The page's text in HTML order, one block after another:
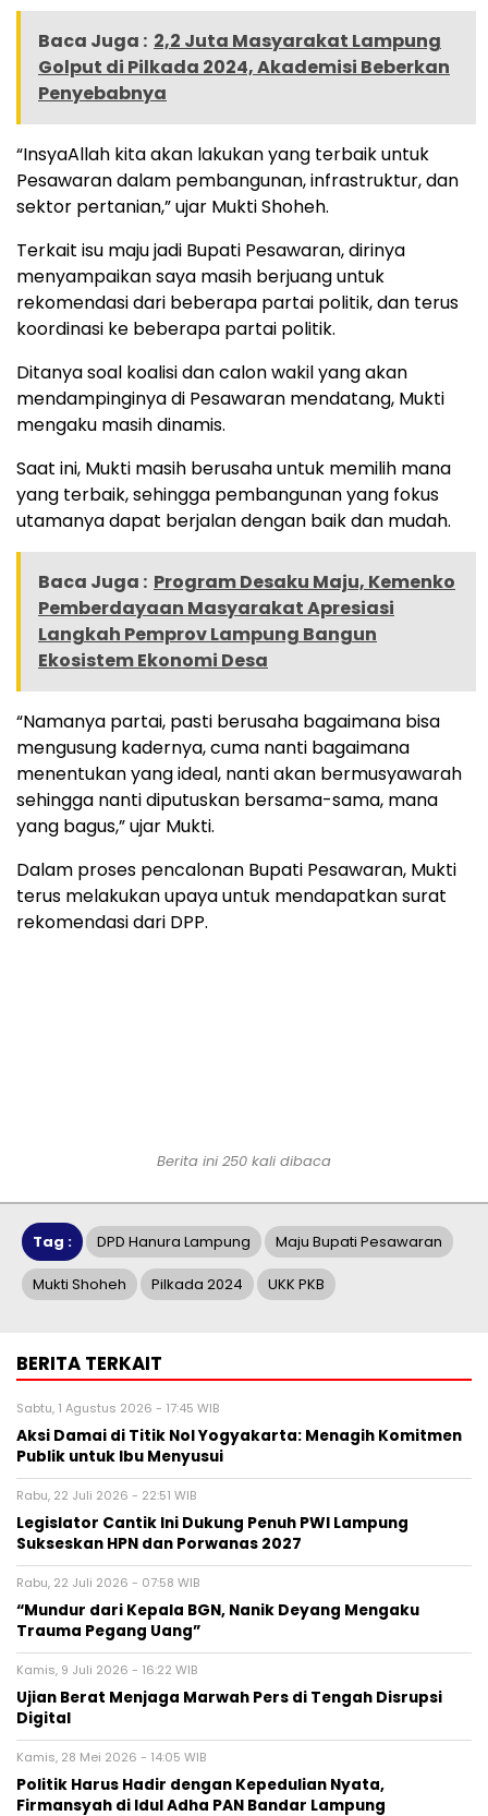
Baca Juga : 2,2 Juta Masyarakat Lampung
Golput di Pilkada 2024, Akademisi Beberkan
Penyebabnya
“InsyaAllah kita akan lakukan yang terbaik untuk
Pesawaran dalam pembangunan, infrastruktur, dan
sektor pertanian,” ujar Mukti Shoheh.
Terkait isu maju jadi Bupati Pesawaran, dirinya
menyampaikan saya masih berjuang untuk
rekomendasi dari beberapa partai politik, dan terus
koordinasi ke beberapa partai politik.
Ditanya soal koalisi dan calon wakil yang akan
mendampinginya di Pesawaran mendatang, Mukti
mengaku masih dinamis.
Saat ini, Mukti masih berusaha untuk memilih mana
yang terbaik, sehingga pembangunan yang fokus
utamanya dapat berjalan dengan baik dan mudah.
Baca Juga : Program Desaku Maju, Kemenko
Pemberdayaan Masyarakat Apresiasi
Langkah Pemprov Lampung Bangun
Ekosistem Ekonomi Desa
“Namanya partai, pasti berusaha bagaimana bisa
mengusung kadernya, cuma nanti bagaimana
menentukan yang ideal, nanti akan bermusyawarah
sehingga nanti diputuskan bersama-sama, mana
yang bagus,” ujar Mukti.
Dalam proses pencalonan Bupati Pesawaran, Mukti
terus melakukan upaya untuk mendapatkan surat
rekomendasi dari DPP.
Berita ini 250 kali dibaca
Tag : DPD Hanura Lampung Maju Bupati Pesawaran
Mukti Shoheh Pilkada 2024 UKK PKB
BERITA TERKAIT
Sabtu, 1 Agustus 2026 - 17:45 WIB
Aksi Damai di Titik Nol Yogyakarta: Menagih Komitmen
Publik untuk Ibu Menyusui
Rabu, 22 Juli 2026 - 22:51 WIB
Legislator Cantik Ini Dukung Penuh PWI Lampung
Sukseskan HPN dan Porwanas 2027
Rabu, 22 Juli 2026 - 07:58 WIB
“Mundur dari Kepala BGN, Nanik Deyang Mengaku
Trauma Pegang Uang”
Kamis, 9 Juli 2026 - 16:22 WIB
Ujian Berat Menjaga Marwah Pers di Tengah Disrupsi
Digital
Kamis, 28 Mei 2026 - 14:05 WIB
Politik Harus Hadir dengan Kepedulian Nyata,
Firmansyah di Idul Adha PAN Bandar Lampung